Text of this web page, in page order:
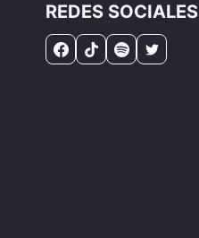
REDES SOCIALES